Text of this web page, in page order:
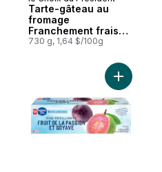
Tarte-gâteau au
fromage
Franchement fraise
Le triple délice
730 g, 1,64 $/100g